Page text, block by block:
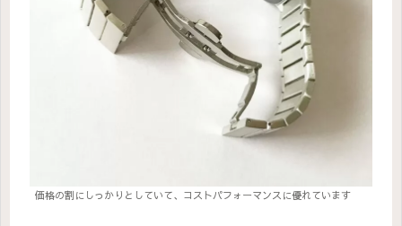
価格の割にしっかりとしていて、コストパフォーマンスに優れています